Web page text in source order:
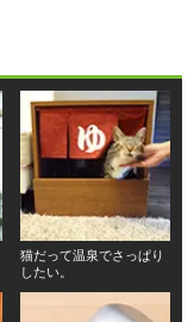
猫だって温泉でさっぱり
したい。